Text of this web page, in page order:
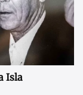
Isla